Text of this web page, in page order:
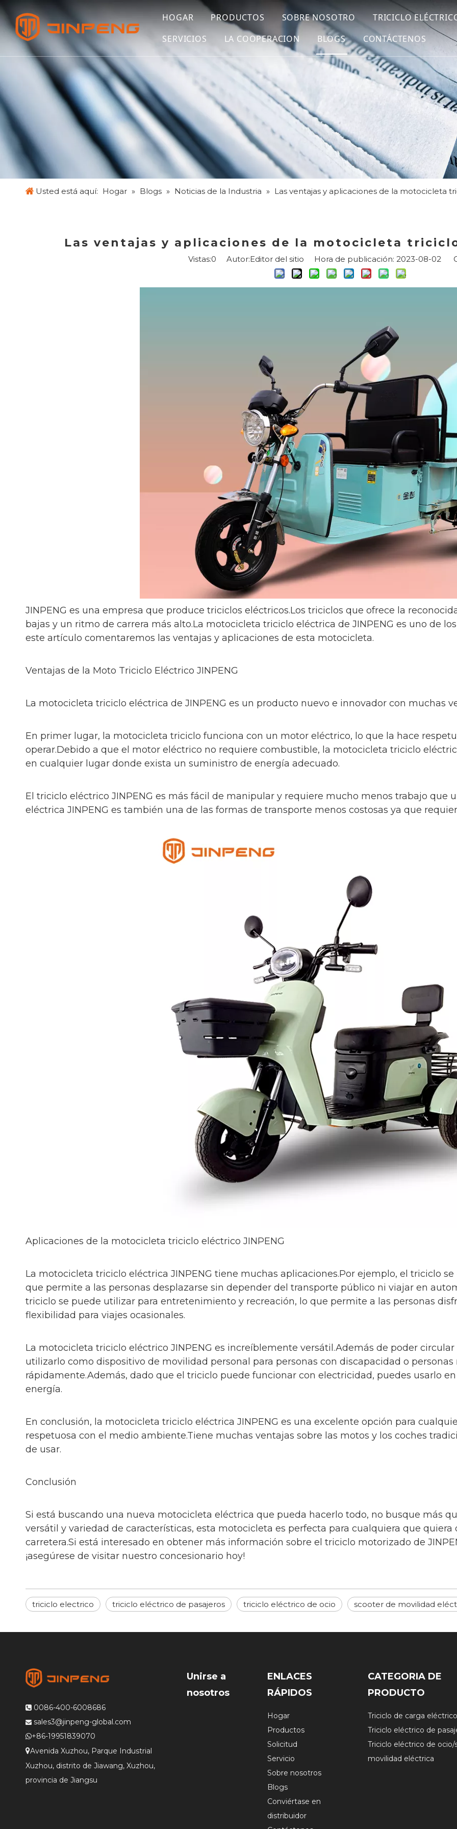
HOGAR PRODUCTOS SOBRE NOSOTRO TRICICLO
SERVICIOS
LA COOPERACION BLOGS CONTÁCTENOS
Usted está aquí: Hogar » Blogs » Noticias de la Industria » Las ventajas y aplicaciones de la motocicleta
Las ventajas y aplicaciones de la motocicleta
Vistas:0 Autor:Editor del sitio Hora de publicación: 2023-08-02
JINPENG es una empresa que produce triciclos eléctricos.Los triciclos que ofrece la
bajas y un ritmo de carrera más alto.La motocicleta triciclo eléctrica de JINPENG es uno de
este artículo comentaremos las ventajas y aplicaciones de esta motocicleta.
Ventajas de la Moto Triciclo Eléctrico JINPENG
La motocicleta triciclo eléctrica de JINPENG es un producto nuevo e innovador con muchas
En primer lugar, la motocicleta triciclo funciona con un motor eléctrico, lo que la hace
operar.Debido a que el motor eléctrico no requiere combustible, la motocicleta triciclo
en cualquier lugar donde exista un suministro de energía adecuado.
El triciclo eléctrico JINPENG es más fácil de manipular y requiere mucho menos trabajo que
eléctrica JINPENG es también una de las formas de transporte menos costosas ya que
Aplicaciones de la motocicleta triciclo eléctrico JINPENG
La motocicleta triciclo eléctrica JINPENG tiene muchas aplicaciones.Por ejemplo, el triciclo
que permite a las personas desplazarse sin depender del transporte público ni viajar en
triciclo se puede utilizar para entretenimiento y recreación, lo que permite a las personas
flexibilidad para viajes ocasionales.
La motocicleta triciclo eléctrico JINPENG es increíblemente versátil.Además de poder
utilizarlo como dispositivo de movilidad personal para personas con discapacidad o
rápidamente.Además, dado que el triciclo puede funcionar con electricidad, puedes usarlo
energía.
En conclusión, la motocicleta triciclo eléctrica JINPENG es una excelente opción para
respetuosa con el medio ambiente.Tiene muchas ventajas sobre las motos y los coches
de usar.
Conclusión
Si está buscando una nueva motocicleta eléctrica que pueda hacerlo todo, no busque más
versátil y variedad de características, esta motocicleta es perfecta para cualquiera que
carretera.Si está interesado en obtener más información sobre el triciclo motorizado de
¡asegúrese de visitar nuestro concesionario hoy!
triciclo electrico triciclo eléctrico de pasajeros triciclo eléctrico de ocio scooter de movilidad
 0086-400-6008686
 sales3@jinpeng-global.com
+86-19951839070
Avenida Xuzhou, Parque Industrial
Xuzhou, distrito de Jiawang, Xuzhou,
provincia de Jiangsu
Unirse a
nosotros
ENLACES
RÁPIDOS
Hogar
Productos
Solicitud
Servicio
Sobre nosotros
Blogs
Conviértase en
distribuidor
CATEGORIA DE
PRODUCTO
Triciclo de carga eléctrico
Triciclo eléctrico de
Triciclo eléctrico de
movilidad eléctrica